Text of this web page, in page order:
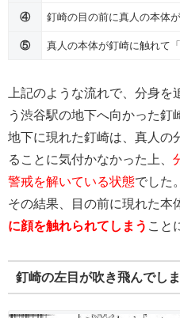
④ 釘崎の目の前に真人の本体
⑤ 真人の本体が釘崎に触れて
上記のような流れで、分身
う渋谷駅の地下へ向かった釘
地下に現れた釘崎は、真人の
ることに気付かなかった上、
警戒を解いている状態でした。
その結果、目の前に現れた本
に顔を触れられてしまう こと
釘崎の左目が吹き飛んでし